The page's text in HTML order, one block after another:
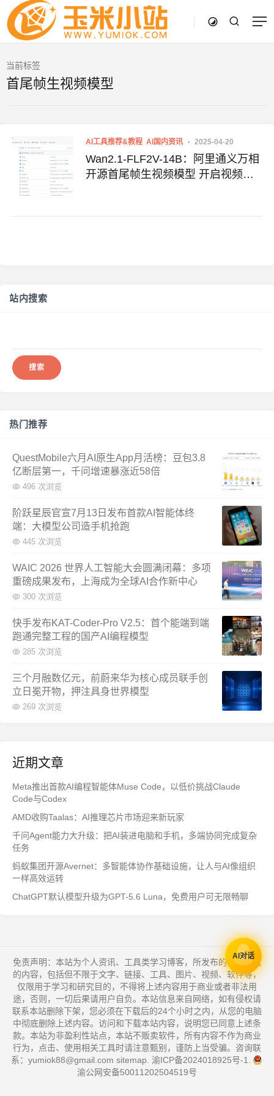
当前标签
首尾帧生视频模型
AI工具推荐&教程 AI国内资讯 2025-04-20
Wan2.1-FLF2V-14B：阿里通义万相
开源首尾帧生视频模型 开启视频创
站内搜索
热门推荐
QuestMobile六月AI原生App月活榜：豆包3.8
亿断层第一，千问增速暴涨近58倍
496 次浏览
阶跃星辰官宣7月13日发布首款AI智能体终
端：大模型公司造手机抢跑
445 次浏览
WAIC 2026 世界人工智能大会圆满闭幕：多项
重磅成果发布，上海成为全球AI合作新中心
300 次浏览
快手发布KAT-Coder-Pro V2.5：首个能端到端
跑通完整工程的国产AI编程模型
285 次浏览
三个月融数亿元，前蔚来华为核心成员联手创
立日冕开物，押注具身世界模型
269 次浏览
近期文章
Meta推出首款AI编程智能体Muse Code，以低价挑战Claude
Code与Codex
AMD收购Taalas：AI推理芯片市场迎来新玩家
千问Agent能力大升级：把AI装进电脑和手机，多端协同完成复杂
任务
蚂蚁集团开源Avernet：多智能体协作基础设施，让人与AI像组织
一样高效运转
ChatGPT默认模型升级为GPT-5.6 Luna，免费用户可无限畅聊
免责声明：本站为个人资讯、工具类学习博客，所发布的一切形式
的内容，包括但不限于文字、链接、工具、图片、视频、软件等，
仅限用于学习和研究目的，不得将上述内容用于商业或者非法用
途，否则，一切后果请用户自负。本站信息来自网络，如有侵权请
联系本站删除下架，您必须在下载后的24个小时之内，从您的电脑
中彻底删除上述内容。访问和下载本站内容，说明您已同意上述条
款。本站为非盈利性站点，本站不贩卖软件，所有内容不作为商业
行为，点击、使用相关工具时请注意甄别，谨防上当受骗。咨询联
系：yumiok88@gmail.com sitemap 渝ICP备2024018925号-1
渝公网安备50011202504519号
AI对话